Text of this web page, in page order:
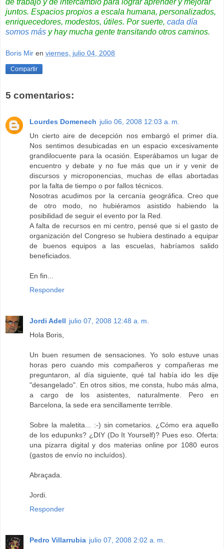
juntos. Espacios propios a escala humana, personalizados,
enriquecedores, modestos, útiles. Por suerte, cada día
somos más y hay mucha gente transitando otros caminos.
Boris Mir en viernes, julio 04, 2008
Compartir
5 comentarios:
Lourdes Domenech julio 06, 2008 12:03 a. m.
Un cierto aire de decepción nos embargó el primer día.
Nos sentimos desubicadas en un espacio excesivamente
grandilocuente para la ocasión. Esperábamos un lugar de
encuentro y debate y no fue más que un ir y venir de
discursos y microponencias, muchas de ellas abortadas
por la falta de tiempo o por fallos técnicos.
Nosotras acudimos por la cercanía geográfica. Creo que
de otro modo, no hubiéramos asistido habiendo la
posibilidad de seguir el evento por la Red.
A falta de recursos en mi centro, pensé que si el gasto de
organización del Congreso se hubiera destinado a equipar
de buenos equipos a las escuelas, habríamos salido
beneficiados.
En fin...
Responder
Jordi Adell julio 07, 2008 12:48 a. m.
Hola Boris,
Un buen resumen de sensaciones. Yo solo estuve unas
horas pero cuando mis compañeros y compañeras me
preguntaron, al día siguiente, qué tal había ido les dije
"desangelado". En otros sitios, me consta, hubo más alma,
a cargo de los asistentes, naturalmente. Pero en
Barcelona, la sede era sencillamente terrible.
Sobre la maletita... :-) sin cometarios. ¿Cómo era aquello
de los edupunks? ¿DIY (Do It Yourself)? Pues eso. Oferta:
una pizarra digital y dos materias online por 1080 euros
(gastos de envío no incluídos).
Abraçada.
Jordi.
Responder
Pedro Villarrubia julio 07, 2008 2:02 a. m.